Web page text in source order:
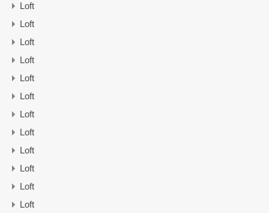
Loft
Loft
Loft
Loft
Loft
Loft
Loft
Loft
Loft
Loft
Loft
Loft